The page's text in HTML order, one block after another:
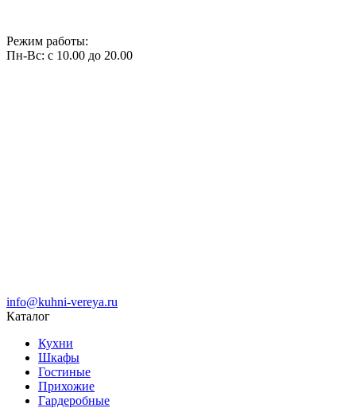
Режим работы:
Пн-Вс: с 10.00 до 20.00
info@kuhni-vereya.ru
Каталог
Кухни
Шкафы
Гостиные
Прихожие
Гардеробные